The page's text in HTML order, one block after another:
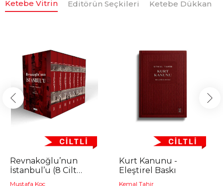
Ketebe Vitrin Editörün Seçkileri Ketebe Dükkan
Revnakoğlu’nun
İstanbul’u (8 Cilt
Mustafa Koç
Kurt Kanunu -
Eleştirel Baskı
Kemal Tahir